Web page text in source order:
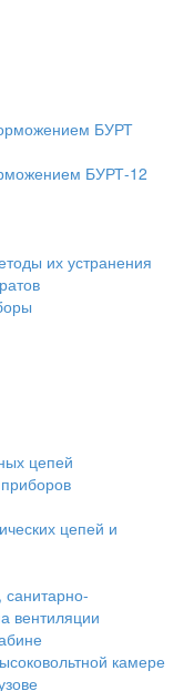
БУРТ
БУРТ-12
их устранения
цепей
цепей и
вентиляции
камере